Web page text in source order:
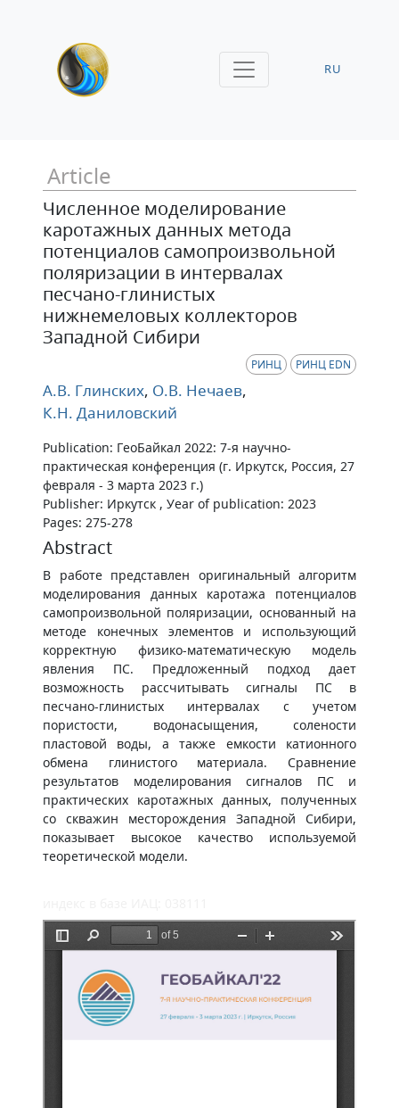
RU
Article
Численное моделирование
каротажных данных метода
потенциалов самопроизвольной
поляризации в интервалах
песчано-глинистых
нижнемеловых коллекторов
Западной Сибири
РИНЦ РИНЦ EDN
А.В. Глинских, О.В. Нечаев,
К.Н. Даниловский
Publication: ГеоБайкал 2022: 7-я научно-
практическая конференция (г. Иркутск, Россия, 27
февраля - 3 марта 2023 г.)
Publisher: Иркутск , Уear of publication: 2023
Pages: 275-278
Abstract
В работе представлен оригинальный алгоритм
моделирования данных каротажа потенциалов
самопроизвольной поляризации, основанный на
методе конечных элементов и использующий
корректную физико-математическую модель
явления ПС. Предложенный подход дает
возможность рассчитывать сигналы ПС в
песчано-глинистых интервалах с учетом
пористости, водонасыщения, солености
пластовой воды, а также емкости катионного
обмена глинистого материала. Сравнение
результатов моделирования сигналов ПС и
практических каротажных данных, полученных
со скважин месторождения Западной Сибири,
показывает высокое качество используемой
теоретической модели.